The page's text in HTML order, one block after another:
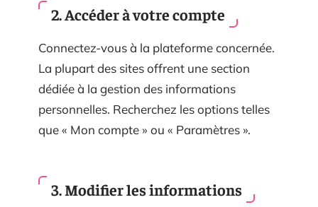
2. Accéder à votre compte
Connectez-vous à la plateforme concernée.
La plupart des sites offrent une section
dédiée à la gestion des informations
personnelles. Recherchez les options telles
que « Mon compte » ou « Paramètres ».
3. Modifier les informations